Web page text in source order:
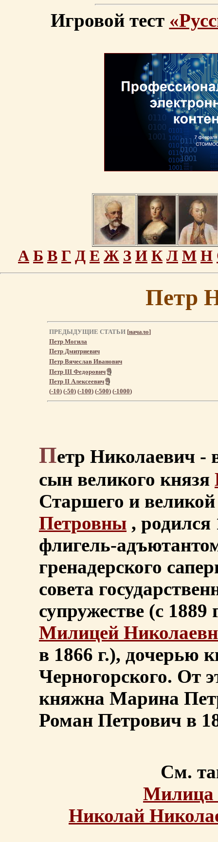
Игровой тест
А Б В Г Д Е Ж З И К Л М Н
Петр
ПРЕДЫДУЩИЕ СТАТЬИ [начало]
Петр Могила
Петр Дмитриевич
Петр Вячеслав Иванович
Петр III Федорович
Петр II Алексеевич
(-10) (-50) (-100) (-500) (-1000)
Петр Николаевич -
сын великого князя
Старшего и
Петровны , родился
флигель-
гренадерского
совета
супружестве (с 1889
Милицей
в 1866 г.), дочерью
Черногорского. От
княжна Марина
Роман Петрович в
См.
Милица
Николай